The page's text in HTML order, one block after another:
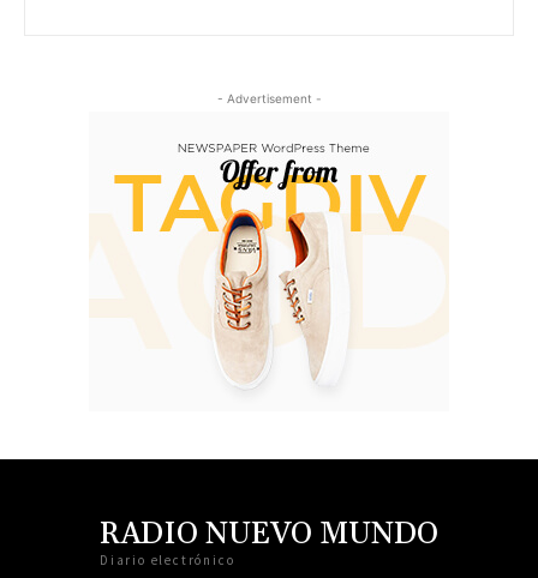
- Advertisement -
RADIO NUEVO MUNDO
Diario electrónico